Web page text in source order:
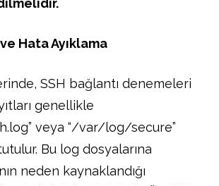
Hata Ayıklama
SSH bağlantı denemeleri
genellikle
veya “/var/log/secure”
Bu log dosyalarına
neden kaynaklandığı